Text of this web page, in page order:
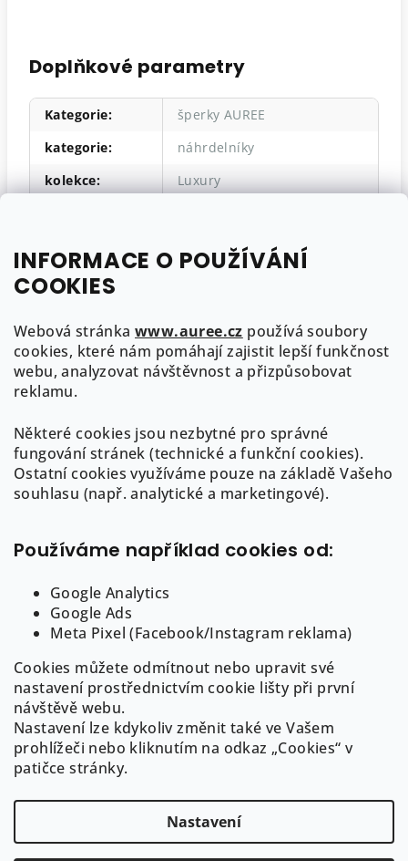
INFORMACE O POUŽÍVÁNÍ
COOKIES
Webová stránka www.auree.cz používá soubory
cookies, které nám pomáhají zajistit lepší funkčnost
webu, analyzovat návštěvnost a přizpůsobovat
reklamu.
Některé cookies jsou nezbytné pro správné
fungování stránek (technické a funkční cookies).
Ostatní cookies využíváme pouze na základě Vašeho
souhlasu (např. analytické a marketingové).
Používáme například cookies od:
Google Analytics
Google Ads
Meta Pixel (Facebook/Instagram reklama)
Cookies můžete odmítnout nebo upravit své
nastavení prostřednictvím cookie lišty při první
návštěvě webu.
Nastavení lze kdykoliv změnit také ve Vašem
prohlížeči nebo kliknutím na odkaz „Cookies“ v
patičce stránky.
Nastavení
Doplňkové parametry
Kategorie:
šperky AUREE
kategorie:
náhrdelníky
kolekce:
Luxury
diamant
styl:
p
a
Kontakt
info@auree.cz
722 21 21 92
Informace pro Vás
O AUREE
Obchodní podmínky
Puncovní značení a ryzost šperků
GDPR
Cookies
Copyright 2026AUREE | Fine Jewelry. Všechna práva